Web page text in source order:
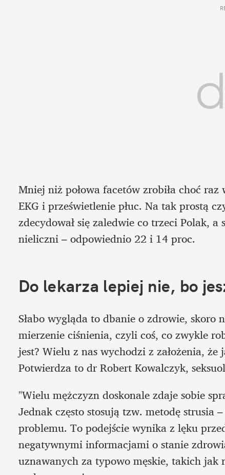
Mniej niż połowa facetów zrobiła choć
EKG i prześwietlenie płuc. Na tak prostą
zdecydował się zaledwie co trzeci Polak,
nieliczni – odpowiednio 22 i 14 proc.
Do lekarza lepiej nie, bo
Słabo wygląda to dbanie o zdrowie,
mierzenie ciśnienia, czyli coś, co zwykle
jest? Wielu z nas wychodzi z założenia,
Potwierdza to dr Robert Kowalczyk,
"Wielu mężczyzn doskonale zdaje sobie
Jednak często stosują tzw. metodę strusia
problemu. To podejście wynika z lęku
negatywnymi informacjami o stanie
uznawanych za typowo męskie, takich jak